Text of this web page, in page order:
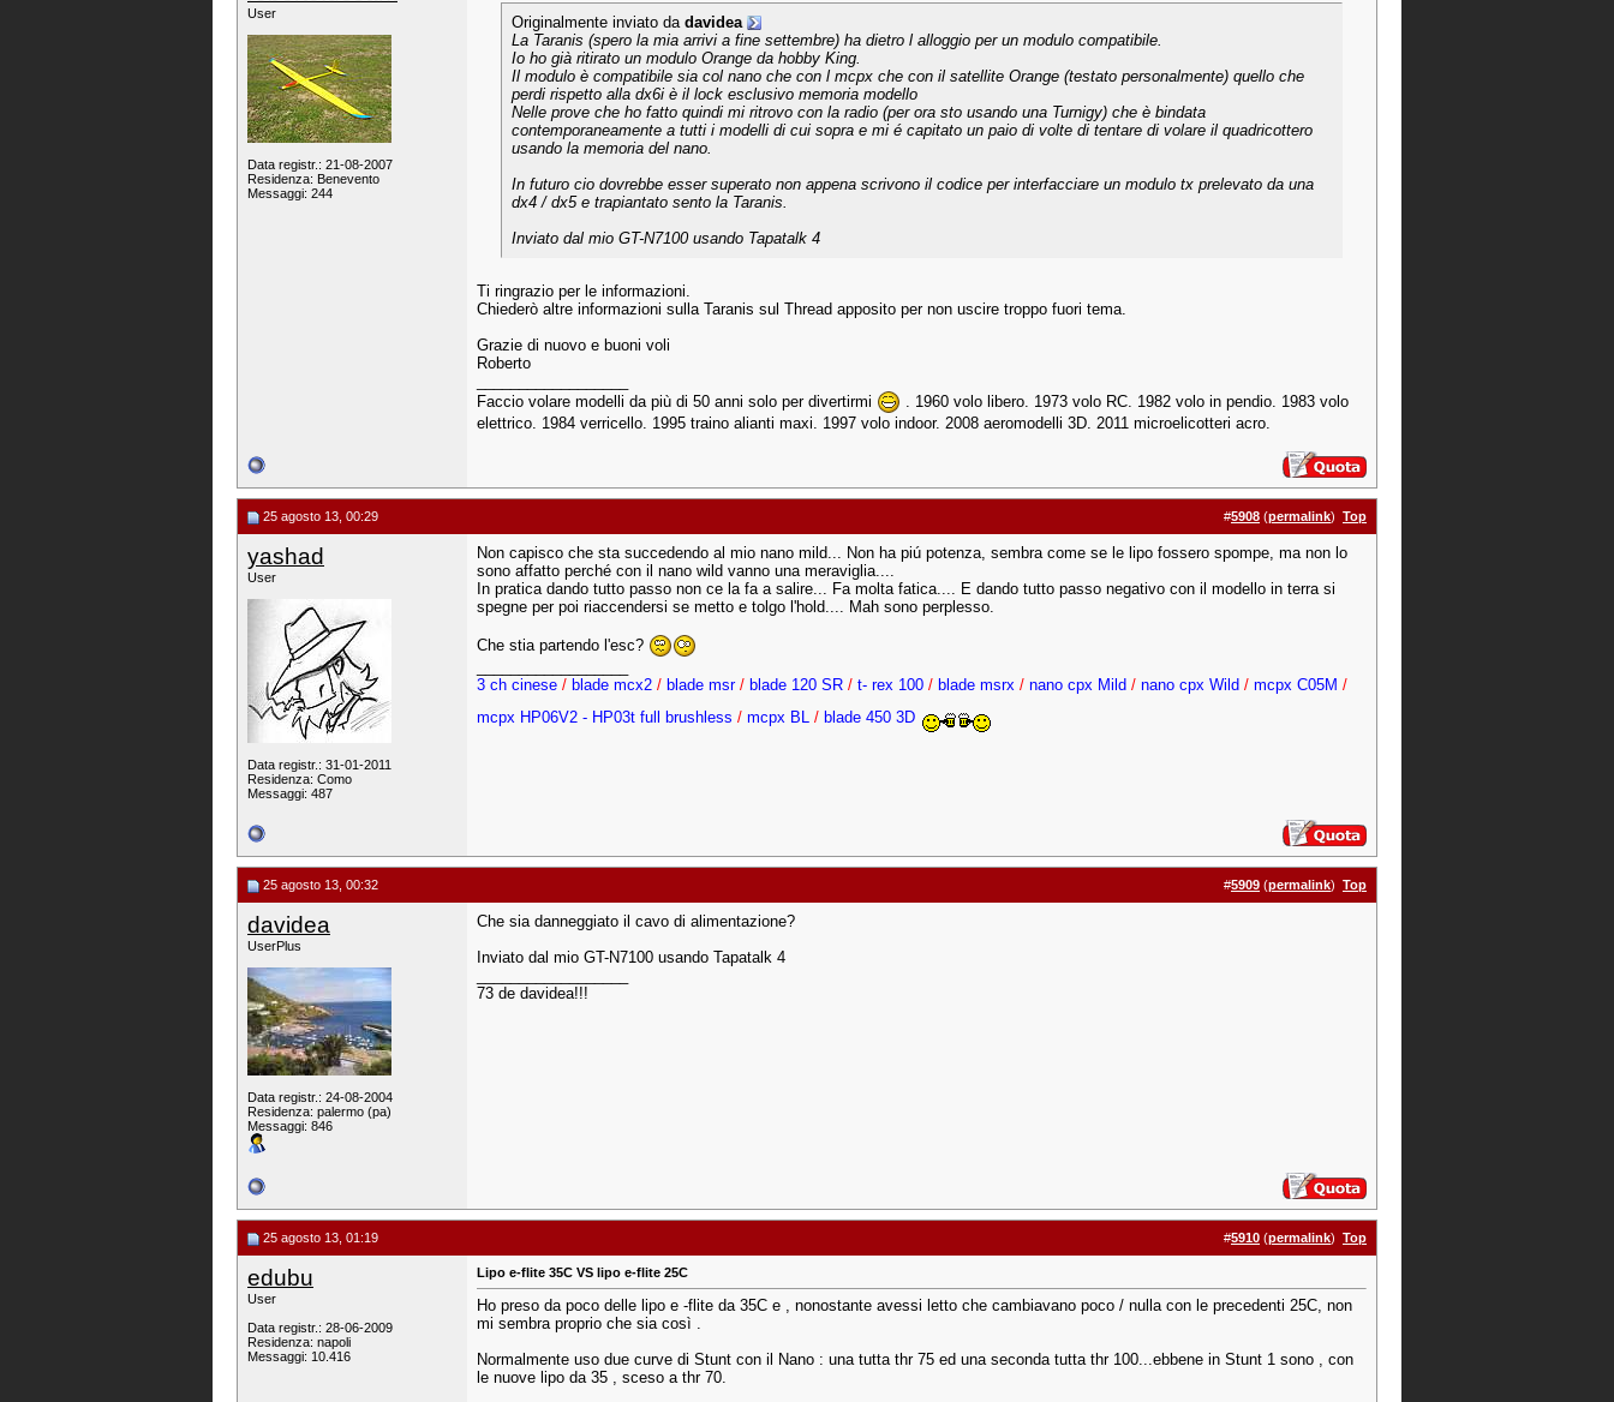
User
Data registr.: 21-08-2007
Residenza: Benevento
Messaggi: 244
Originalmente inviato da davidea
La Taranis (spero la mia arrivi a fine settembre) ha dietro l alloggio per un modulo compatibile.
Io ho già ritirato un modulo Orange da hobby King.
Il modulo è compatibile sia col nano che con l mcpx che con il satellite Orange (testato personalmente) quello che
perdi rispetto alla dx6i è il lock esclusivo memoria modello
Nelle prove che ho fatto quindi mi ritrovo con la radio (per ora sto usando una Turnigy) che è bindata
contemporaneamente a tutti i modelli di cui sopra e mi é capitato un paio di volte di tentare di volare il quadricottero
usando la memoria del nano.
In futuro cio dovrebbe esser superato non appena scrivono il codice per interfacciare un modulo tx prelevato da una
dx4 / dx5 e trapiantato sento la Taranis.
Inviato dal mio GT-N7100 usando Tapatalk 4
Ti ringrazio per le informazioni.
Chiederò altre informazioni sulla Taranis sul Thread apposito per non uscire troppo fuori tema.
Grazie di nuovo e buoni voli
Roberto
Faccio volare modelli da più di 50 anni solo per divertirmi
. 1960 volo libero. 1973 volo RC. 1982 volo in pendio. 1983 volo
elettrico. 1984 verricello. 1995 traino alianti maxi. 1997 volo indoor. 2008 aeromodelli 3D. 2011 microelicotteri acro.
25 agosto 13, 00:29 #5908 (permalink) Top
yashad
User
Data registr.: 31-01-2011
Residenza: Como
Messaggi: 487
Non capisco che sta succedendo al mio nano mild... Non ha piú potenza, sembra come se le lipo fossero spompe, ma non lo
sono affatto perché con il nano wild vanno una meraviglia....
In pratica dando tutto passo non ce la fa a salire... Fa molta fatica.... E dando tutto passo negativo con il modello in terra si
spegne per poi riaccendersi se metto e tolgo l'hold.... Mah sono perplesso.
Che stia partendo l'esc?
3 ch cinese / blade mcx2 / blade msr / blade 120 SR / t- rex 100 / blade msrx / nano cpx Mild / nano cpx Wild / mcpx C05M /
mcpx HP06V2 - HP03t full brushless / mcpx BL / blade 450 3D
25 agosto 13, 00:32 #5909 (permalink) Top
davidea
UserPlus
Data registr.: 24-08-2004
Residenza: palermo (pa)
Messaggi: 846
Che sia danneggiato il cavo di alimentazione?
Inviato dal mio GT-N7100 usando Tapatalk 4
73 de davidea!!!
25 agosto 13, 01:19 #5910 (permalink) Top
edubu
User
Data registr.: 28-06-2009
Residenza: napoli
Messaggi: 10.416
Lipo e-flite 35C VS lipo e-flite 25C
Ho preso da poco delle lipo e -flite da 35C e , nonostante avessi letto che cambiavano poco / nulla con le precedenti 25C, non
mi sembra proprio che sia così .
Normalmente uso due curve di Stunt con il Nano : una tutta thr 75 ed una seconda tutta thr 100...ebbene in Stunt 1 sono , con
le nuove lipo da 35 , sceso a thr 70.